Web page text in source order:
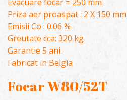
Priza aer proaspat : 2 X 150 mm
Emisii Co : 0.06 %
Greutate cca: 320 kg
Garantie 5 ani.
Fabricat in Belgia
Focar W80/52T